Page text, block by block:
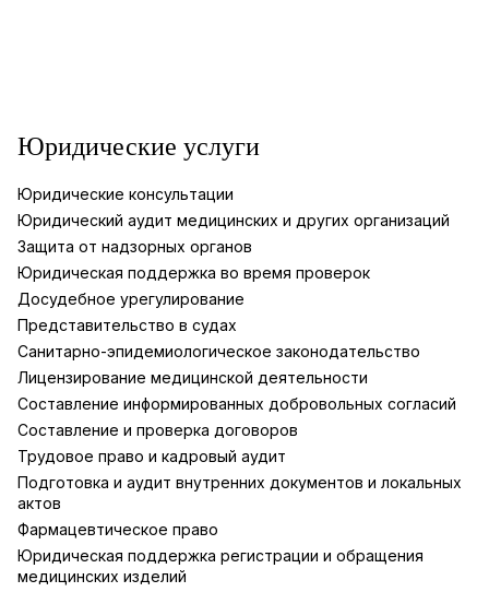
Юридические услуги
Юридические консультации
Юридический аудит медицинских и других организаций
Защита от надзорных органов
Юридическая поддержка во время проверок
Досудебное урегулирование
Представительство в судах
Санитарно-эпидемиологическое законодательство
Лицензирование медицинской деятельности
Составление информированных добровольных согласий
Составление и проверка договоров
Трудовое право и кадровый аудит
Подготовка и аудит внутренних документов и локальных
актов
Фармацевтическое право
Юридическая поддержка регистрации и обращения
медицинских изделий